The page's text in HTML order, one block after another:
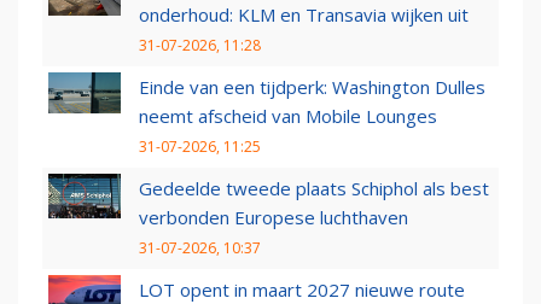
onderhoud: KLM en Transavia wijken uit
31-07-2026, 11:28
Einde van een tijdperk: Washington Dulles
neemt afscheid van Mobile Lounges
31-07-2026, 11:25
Gedeelde tweede plaats Schiphol als best
verbonden Europese luchthaven
31-07-2026, 10:37
LOT opent in maart 2027 nieuwe route